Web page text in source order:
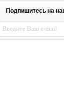
Подпишитесь на